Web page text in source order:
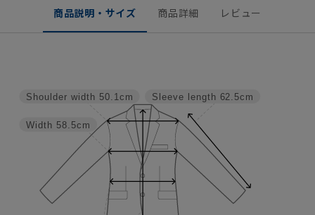
商品説明・サイズ 商品詳細 レビュー
Sleeve length 62.5cm
Width 58.5cm
Shoulder width 50.1cm